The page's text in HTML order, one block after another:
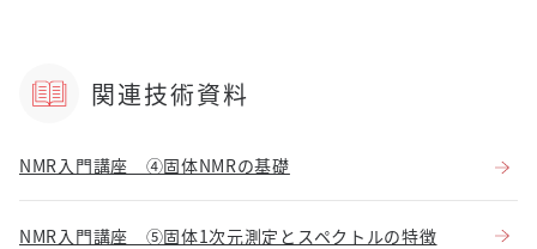
関連技術資料
NMR入門講座 ④固体NMRの基礎
NMR入門講座 ⑤固体1次元測定とスペクトルの特徴